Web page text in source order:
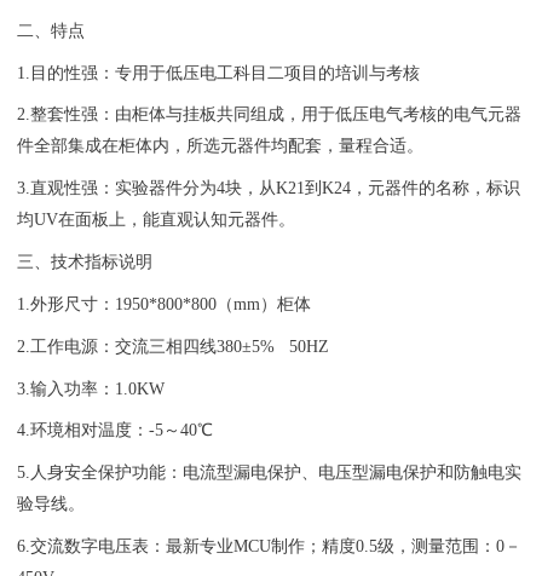
二、特点
1.目的性强：专用于低压电工科目二项目的培训与考核
2.整套性强：由柜体与挂板共同组成，用于低压电气考核的电气元器
件全部集成在柜体内，所选元器件均配套，量程合适。
3.直观性强：实验器件分为4块，从K21到K24，元器件的名称，标识
均UV在面板上，能直观认知元器件。
三、技术指标说明
1.外形尺寸：1950*800*800（mm）柜体
2.工作电源：交流三相四线380±5% 50HZ
3.输入功率：1.0KW
4.环境相对温度：-5～40℃
5.人身安全保护功能：电流型漏电保护、电压型漏电保护和防触电实
验导线。
6.交流数字电压表：最新专业MCU制作；精度0.5级，测量范围：0－